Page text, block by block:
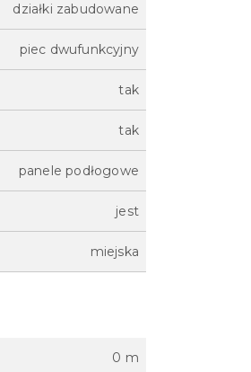
działki zabudowane
piec dwufunkcyjny
tak
tak
panele podłogowe
jest
miejska
0 m